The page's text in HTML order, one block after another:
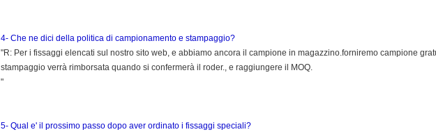
4- Che ne dici della politica di campionamento e stampaggio?
"R: Per i fissaggi elencati sul nostro sito web, e abbiamo ancora il campione in magazzino.forniremo campione
stampaggio verrà rimborsata quando si confermerà il roder., e raggiungere il MOQ.
"
5- Qual e' il prossimo passo dopo aver ordinato i fissaggi speciali?